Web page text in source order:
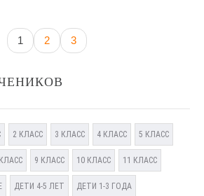
1 2 3
2 КЛАСС 3 КЛАСС 4 КЛАСС 5 КЛАСС
9 КЛАСС 10 КЛАСС 11 КЛАСС
ДЕТИ 4-5 ЛЕТ ДЕТИ 1-3 ГОДА